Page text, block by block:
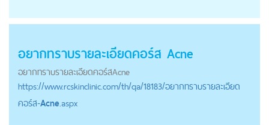
อยากทราบรายละเอียดคอร์ส Acne
อยากทราบรายละเอียดคอร์สAcne
https://www.rcskinclinic.com/th/qa/18183/อยากทราบรายละเอียด
คอร์ส-Acne.aspx